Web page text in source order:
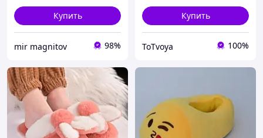
Купить
mir magnitov 98%
Купить
ToTvoya 100%